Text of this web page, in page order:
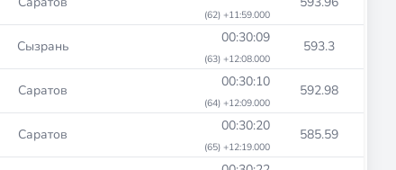
(62) +11:59.000
Сызрань
00:30:09
(63) +12:08.000
593.3
Саратов
00:30:10
(64) +12:09.000
592.98
Саратов
00:30:20
(65) +12:19.000
585.59